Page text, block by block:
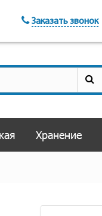
Заказать звонок
Хранение